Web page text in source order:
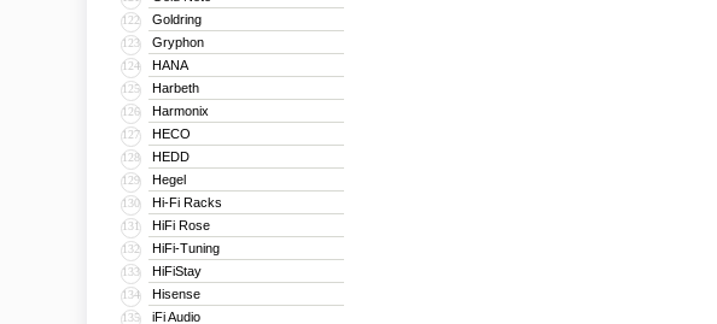
122 Goldring
123 Gryphon
124 HANA
125 Harbeth
126 Harmonix
127 HECO
128 HEDD
129 Hegel
130 Hi-Fi Racks
131 HiFi Rose
132 HiFi-Tuning
133 HiFiStay
134 Hisense
135 iFi Audio